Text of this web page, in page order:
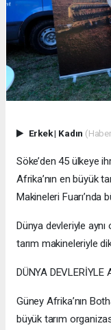
Erkek| Kadın
Söke’den 45 ülkeye
Afrika’nın en büyük
Makineleri Fuarı’nda
Dünya devleriyle
tarım makineleriyle
DÜNYA DEVLERİYLE
Güney Afrika’nın
büyük tarım